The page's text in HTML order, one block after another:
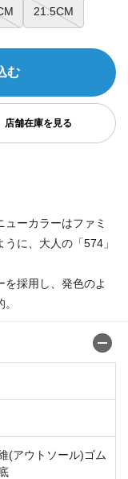
21.5CM
む
ーカラーはファミ
に、大人の「574」
採用し、発色のよ
(アウトソール)ゴム